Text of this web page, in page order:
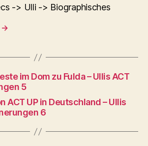
-> Ulli -> Biographisches
→
im Dom zu Fulda – Ullis ACT
5
ACT UP in Deutschland – Ullis
6